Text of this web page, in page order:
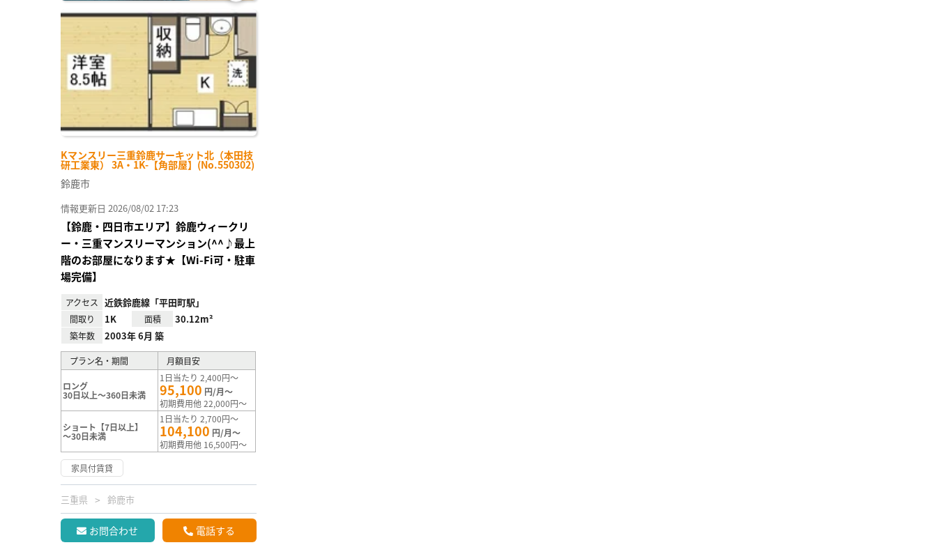
Kマンスリー三重鈴鹿サーキット北（本田技
研工業東） 3A・1K-【角部屋】(No.550302)
お気
に入
り登
録
鈴鹿市
情報更新日 2026/08/02 17:23
【鈴鹿・四日市エリア】鈴鹿ウィークリ
ー・三重マンスリーマンション(^^♪最上
階のお部屋になります★【Wi-Fi可・駐車
場完備】
アクセス 近鉄鈴鹿線「平田町駅」
間取り 1K 面積 30.12m²
築年数 2003年 6月 築
プラン名・期間 月額目安
ロング
30日以上～360日未満
1日当たり 2,400円～
95,100 円/月～
初期費用他 22,000円～
ショート【7日以上】
～30日未満
1日当たり 2,700円～
104,100 円/月～
初期費用他 16,500円～
家具付賃貸
三重県 鈴鹿市
お問合わせ 電話する